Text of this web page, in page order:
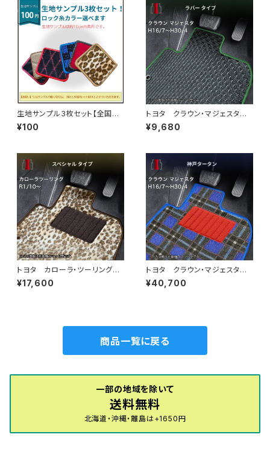
生地サンプル3枚セット【全国一
律送料無料】ネコポス便で発送
¥100
トヨタ クラウン・マジェスタ
H16/7〜H30/4 180・200・2
10系 フロアマット一式 カー
¥9,680
トヨタ カローラ・ツーリング
R1/10〜 210系 フロアマット
一式 カーマット スペシャルタ
¥17,600
トヨタ クラウン・マジェスタ
H16/7〜H30/4 180・200・2
10系 フロアマット一式 カー
¥40,700
商品一覧に戻る
一部の地域を除いて
送料無料
北海道・沖縄・離島は+1650円